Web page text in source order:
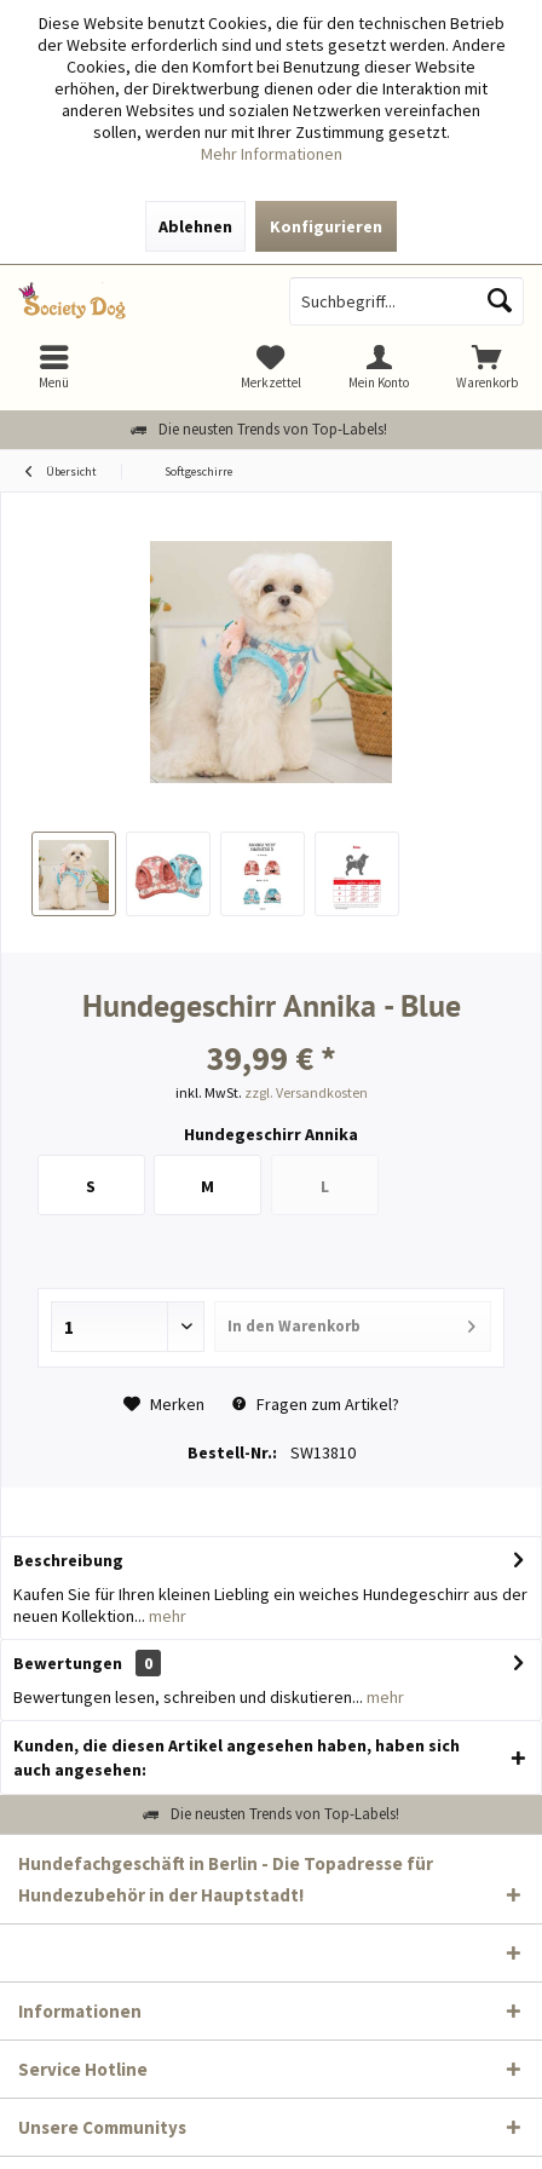
Diese Website benutzt Cookies, die für den technischen Betrieb
der Website erforderlich sind und stets gesetzt werden. Andere
Cookies, die den Komfort bei Benutzung dieser Website
erhöhen, der Direktwerbung dienen oder die Interaktion mit
anderen Websites und sozialen Netzwerken vereinfachen
sollen, werden nur mit Ihrer Zustimmung gesetzt.
Mehr Informationen
Ablehnen Konfigurieren
Die neusten Trends von Top-Labels!
Warenkorb
Merkzettel Mein Konto
Menü
Übersicht Softgeschirre
Hundegeschirr Annika - Blue
39,99 € *
inkl. MwSt. zzgl. Versandkosten
Hundegeschirr Annika
S M L
In den Warenkorb
Merken Fragen zum Artikel?
Bestell-Nr.: SW13810
Beschreibung
Kaufen Sie für Ihren kleinen Liebling ein weiches Hundegeschirr aus der
neuen Kollektion... mehr
Bewertungen
0
Bewertungen lesen, schreiben und diskutieren... mehr
Kunden, die diesen Artikel angesehen haben, haben sich
auch angesehen:
Die neusten Trends von Top-Labels!
Hundefachgeschäft in Berlin - Die Topadresse für
Hundezubehör in der Hauptstadt!
Informationen
Service Hotline
Unsere Communitys